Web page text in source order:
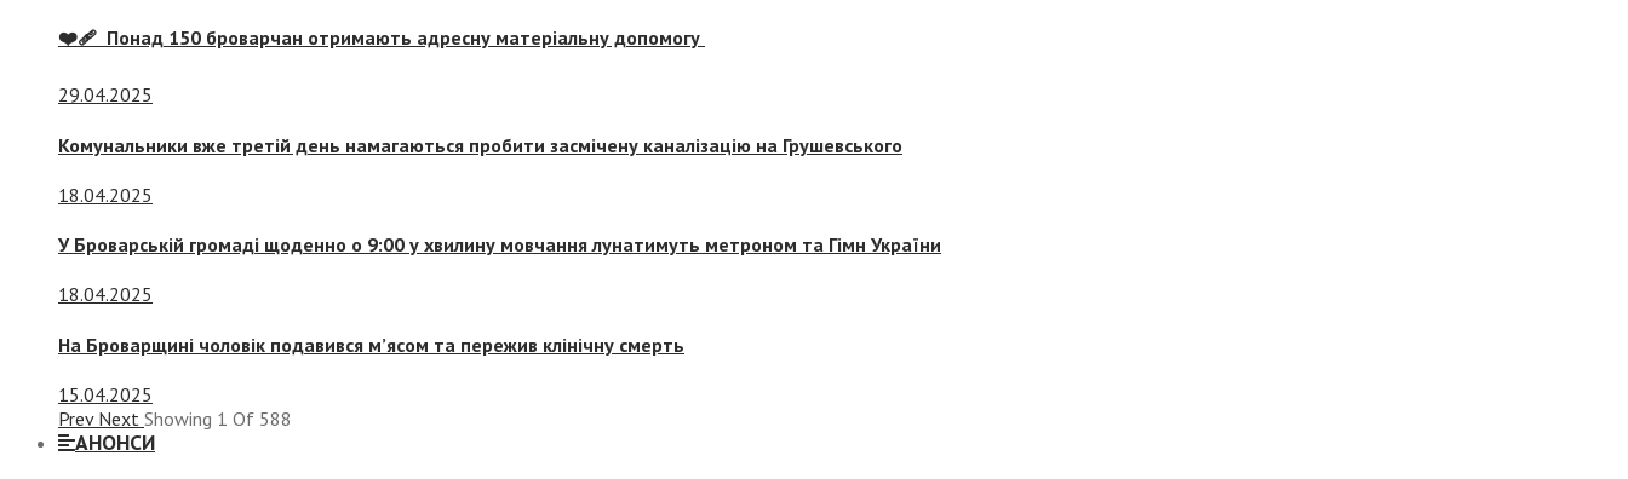
❤️‍🩹 Понад 150 броварчан отримають адресну матеріальну допомогу
29.04.2025
Комунальники вже третій день намагаються пробити засмічену каналізацію на Грушевського
18.04.2025
У Броварській громаді щоденно о 9:00 у хвилину мовчання лунатимуть метроном та Гімн України
18.04.2025
На Броварщині чоловік подавився м’ясом та пережив клінічну смерть
15.04.2025
Prev Next Showing 1 Of 588
АНОНСИ